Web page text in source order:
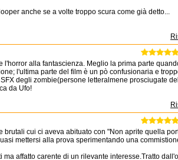
anche se a volte troppo scura come già detto...
alla fantascienza. Meglio la prima parte
l'ultima parte del film è un pò confusionaria e
degli zombie(persone letteralmene prosciugate
da Ufo!
cui ci aveva abituato con "Non aprite quella
mettersi alla prova sperimentando una
affatto carente di un rilevante interesse.Tratto